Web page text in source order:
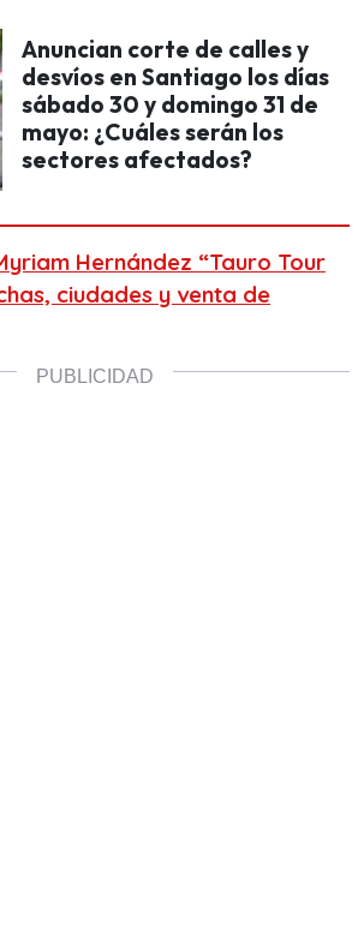
Anuncian corte de calles y
desvíos en Santiago los días
sábado 30 y domingo 31 de
mayo: ¿Cuáles serán los
sectores afectados?
Hernández “Tauro Tour
ciudades y venta de